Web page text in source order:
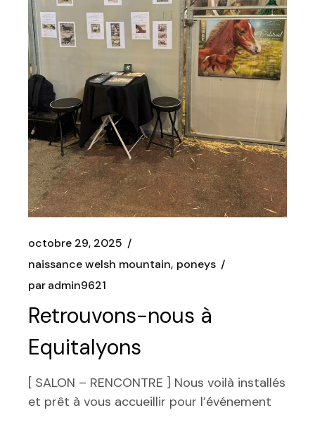
octobre 29, 2025
naissance welsh mountain poneys
paradmin9621
Retrouvons-nous à
Equitalyons
[ SALON – RENCONTRE ] Nous voilà installés
et prêt à vous accueillir pour l’événement